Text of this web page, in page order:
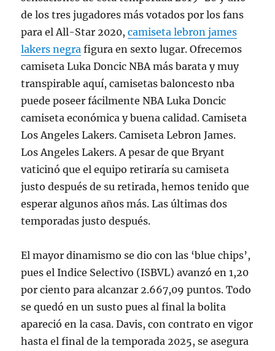
de los tres jugadores más votados por los fans
para el All-Star 2020,camiseta lebron james
lakers negra figura en sexto lugar. Ofrecemos
camiseta Luka Doncic NBA más barata y muy
transpirable aquí, camisetas baloncesto nba
puede poseer fácilmente NBA Luka Doncic
camiseta económica y buena calidad. Camiseta
Los Angeles Lakers. Camiseta Lebron James.
Los Angeles Lakers. A pesar de que Bryant
vaticinó que el equipo retiraría su camiseta
justo después de su retirada, hemos tenido que
esperar algunos años más. Las últimas dos
temporadas justo después.
El mayor dinamismo se dio con las ‘blue chips’,
pues el Indice Selectivo (ISBVL) avanzó en 1,20
por ciento para alcanzar 2.667,09 puntos. Todo
se quedó en un susto pues al final la bolita
apareció en la casa. Davis, con contrato en vigor
hasta el final de la temporada 2025, se asegura